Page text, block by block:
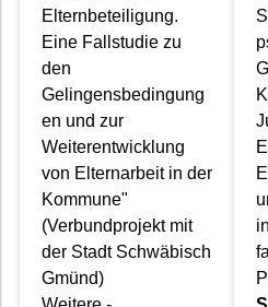
Elternbeteiligung.
Eine Fallstudie zu
den
Gelingensbedingung
en und zur
Weiterentwicklung
von Elternarbeit in der
Kommune"
(Verbundprojekt mit
der Stadt Schwäbisch
Gmünd)